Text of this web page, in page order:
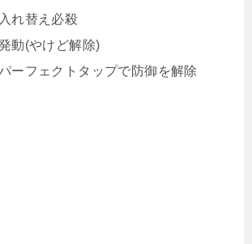
れ替え必殺
動(やけど解除)
ーフェクトタップで防御を解除